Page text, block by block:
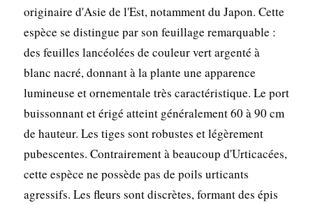
originaire d'Asie de l'Est, notamment du Japon. Cette
espèce se distingue par son feuillage remarquable :
des feuilles lancéolées de couleur vert argenté à
blanc nacré, donnant à la plante une apparence
lumineuse et ornementale très caractéristique. Le port
buissonnant et érigé atteint généralement 60 à 90 cm
de hauteur. Les tiges sont robustes et légèrement
pubescentes. Contrairement à beaucoup d'Urticacées,
cette espèce ne possède pas de poils urticants
agressifs. Les fleurs sont discrètes, formant des épis